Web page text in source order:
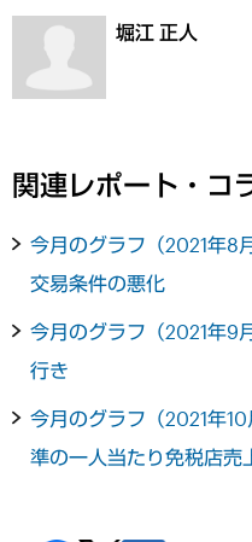
堀江 正人
関連レポート・コ
今月のグラフ（2021年8
交易条件の悪化
今月のグラフ（2021年9
行き
今月のグラフ（2021年
準の一人当たり免税店売